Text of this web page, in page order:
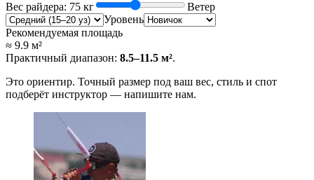
Вес райдера: 75 кг
Ветер
Уровень
Рекомендуемая площадь
≈ 9.9 м²
Практичный диапазон: 8.5–11.5 м².
Это ориентир. Точный размер под ваш вес, стиль и спот
подберёт инструктор — напишите нам.